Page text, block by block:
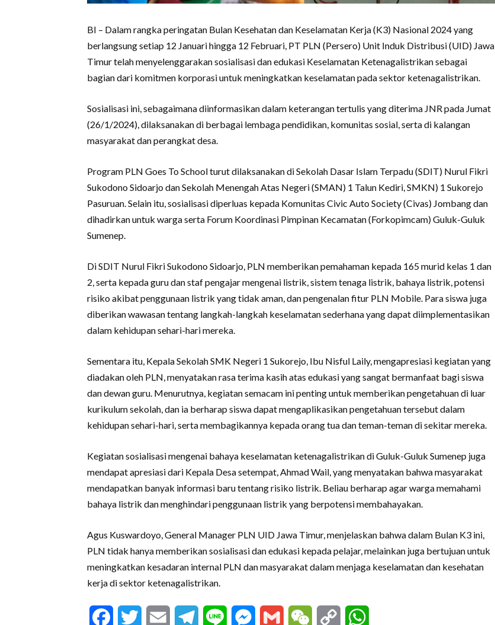
BI – Dalam rangka peringatan Bulan Kesehatan dan Keselamatan Kerja (K3) Nasional 2024 yang
berlangsung setiap 12 Januari hingga 12 Februari, PT PLN (Persero) Unit Induk Distribusi (UID) Jawa
Timur telah menyelenggarakan sosialisasi dan edukasi Keselamatan Ketenagalistrikan sebagai
bagian dari komitmen korporasi untuk meningkatkan keselamatan pada sektor ketenagalistrikan.
Sosialisasi ini, sebagaimana diinformasikan dalam keterangan tertulis yang diterima JNR pada Jumat
(26/1/2024), dilaksanakan di berbagai lembaga pendidikan, komunitas sosial, serta di kalangan
masyarakat dan perangkat desa.
Program PLN Goes To School turut dilaksanakan di Sekolah Dasar Islam Terpadu (SDIT) Nurul Fikri
Sukodono Sidoarjo dan Sekolah Menengah Atas Negeri (SMAN) 1 Talun Kediri, SMKN) 1 Sukorejo
Pasuruan. Selain itu, sosialisasi diperluas kepada Komunitas Civic Auto Society (Civas) Jombang dan
dihadirkan untuk warga serta Forum Koordinasi Pimpinan Kecamatan (Forkopimcam) Guluk-Guluk
Sumenep.
Di SDIT Nurul Fikri Sukodono Sidoarjo, PLN memberikan pemahaman kepada 165 murid kelas 1 dan
2, serta kepada guru dan staf pengajar mengenai listrik, sistem tenaga listrik, bahaya listrik, potensi
risiko akibat penggunaan listrik yang tidak aman, dan pengenalan fitur PLN Mobile. Para siswa juga
diberikan wawasan tentang langkah-langkah keselamatan sederhana yang dapat diimplementasikan
dalam kehidupan sehari-hari mereka.
Sementara itu, Kepala Sekolah SMK Negeri 1 Sukorejo, Ibu Nisful Laily, mengapresiasi kegiatan yang
diadakan oleh PLN, menyatakan rasa terima kasih atas edukasi yang sangat bermanfaat bagi siswa
dan dewan guru. Menurutnya, kegiatan semacam ini penting untuk memberikan pengetahuan di luar
kurikulum sekolah, dan ia berharap siswa dapat mengaplikasikan pengetahuan tersebut dalam
kehidupan sehari-hari, serta membagikannya kepada orang tua dan teman-teman di sekitar mereka.
Kegiatan sosialisasi mengenai bahaya keselamatan ketenagalistrikan di Guluk-Guluk Sumenep juga
mendapat apresiasi dari Kepala Desa setempat, Ahmad Wail, yang menyatakan bahwa masyarakat
mendapatkan banyak informasi baru tentang risiko listrik. Beliau berharap agar warga memahami
bahaya listrik dan menghindari penggunaan listrik yang berpotensi membahayakan.
Agus Kuswardoyo, General Manager PLN UID Jawa Timur, menjelaskan bahwa dalam Bulan K3 ini,
PLN tidak hanya memberikan sosialisasi dan edukasi kepada pelajar, melainkan juga bertujuan untuk
meningkatkan kesadaran internal PLN dan masyarakat dalam menjaga keselamatan dan kesehatan
kerja di sektor ketenagalistrikan.
FacebookTwitter Email Telegram
Line Messenger
Gmail WeChat Copy